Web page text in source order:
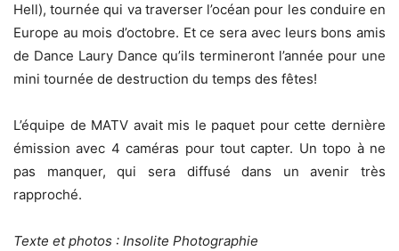
Hell), tournée qui va traverser l’océan pour les conduire en
Europe au mois d’octobre. Et ce sera avec leurs bons amis
de Dance Laury Dance qu’ils termineront l’année pour une
mini tournée de destruction du temps des fêtes!
L’équipe de MATV avait mis le paquet pour cette dernière
émission avec 4 caméras pour tout capter. Un topo à ne
pas manquer, qui sera diffusé dans un avenir très
rapproché.
Texte et photos : Insolite Photographie